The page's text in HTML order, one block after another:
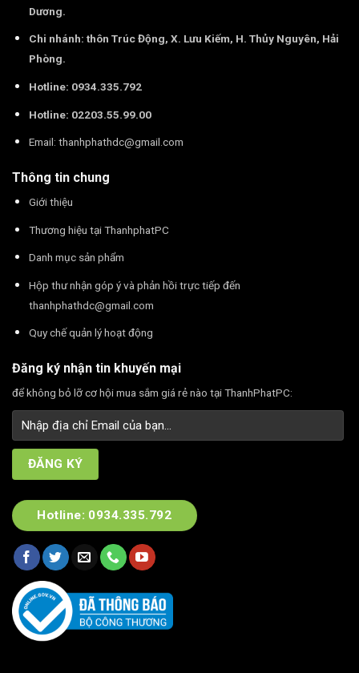
Dương.
Chi nhánh: thôn Trúc Động, X. Lưu Kiếm, H. Thủy Nguyên, Hải
Phòng.
Hotline: 0934.335.792
Hotline: 02203.55.99.00
Email: thanhphathdc@gmail.com
Thông tin chung
Giới thiệu
Thương hiệu tại ThanhphatPC
Danh mục sản phẩm
Hộp thư nhận góp ý và phản hồi trực tiếp đến
thanhphathdc@gmail.com
Quy chế quản lý hoạt động
Đăng ký nhận tin khuyến mại
để không bỏ lỡ cơ hội mua sắm giá rẻ nào tại ThanhPhatPC:
Hotline: 0934.335.792